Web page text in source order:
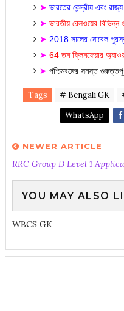
➤ ভারতের কেন্দ্রীয় এবং
➤ ভারতীয় রেলওয়ের বিভিন্ন
➤ 2018 সালের নোবেল
➤ 64তম ফ্লিমফেয়ার
➤ পশ্চিমবঙ্গের সমস্ত
Tags # Bengali GK
WhatsApp
NEWER ARTICLE
RRC Group D Level 1
YOU MAY ALSO
WBCS GK